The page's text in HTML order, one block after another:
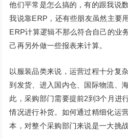
他们平常是怎么搞的，有的跟我说
我说靠ERP，还有些朋友虽然主要
ERP计算逻辑不那么符合自己的业
己再另外做一些报表来计算。
以服装品类来说，运营过程十分复
到发货、进入国内仓、国际物流、
此，采购部门需要提前2到3个月进
情况进行补货。如何通过精细化运
本，对整个采购部门来说是一大挑战